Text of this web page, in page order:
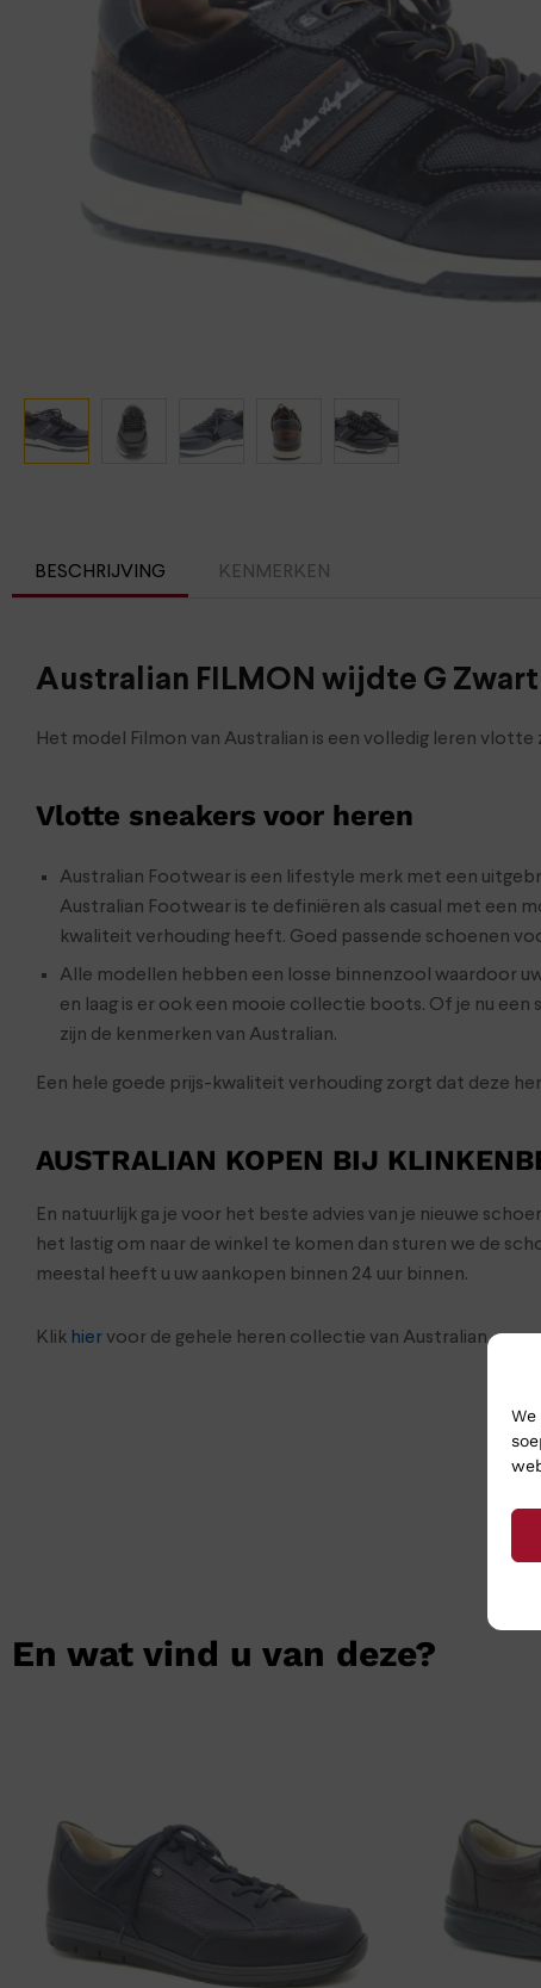
Pantoffels
Verbandschoenen (externe website)
Lowa
Meindl
BESCHRIJVING KENMERKEN
Australian FILMON wijdte G Zwart
Het model Filmon van Australian is een volledig leren
Vlotte sneakers voor heren
Australian Footwear is een lifestyle merk met een
Australian Footwear is te definiëren als casual met een
kwaliteit verhouding heeft. Goed passende schoenen
Alle modellen hebben een losse binnenzool waardoor
en laag is er ook een mooie collectie boots. Of je nu
zijn de kenmerken van Australian.
Een hele goede prijs-kwaliteit verhouding zorgt dat deze
AUSTRALIAN KOPEN BIJ
En natuurlijk ga je voor het beste advies van je nieuwe
het lastig om naar de winkel te komen dan sturen we de
meestal heeft u uw aankopen binnen 24 uur binnen.
Klik hiervoor de gehele heren collectie van Australian
En wat vind u van deze?